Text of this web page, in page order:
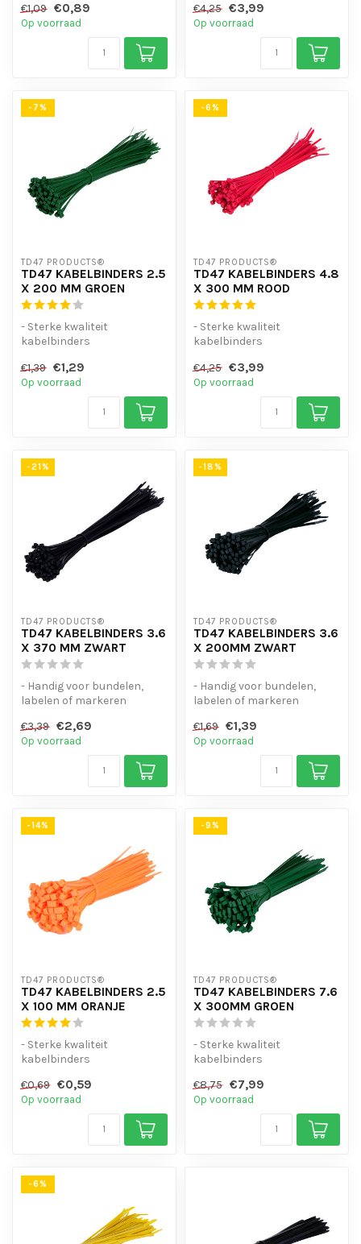
- UV-bestendig
- Handig...
€1,09 €0,89
Op voorraad
- UV-bestendig
- Handig...
€4,25 €3,99
Op voorraad
-7%
TD47 PRODUCTS®
TD47 KABELBINDERS 2.5
X 200 MM GROEN
- Sterke kwaliteit
kabelbinders
- UV-bestendig
- Handig...
€1,39 €1,29
Op voorraad
-6%
TD47 PRODUCTS®
TD47 KABELBINDERS 4.8
X 300 MM ROOD
- Sterke kwaliteit
kabelbinders
- UV-bestendig
- Handig...
€4,25 €3,99
Op voorraad
-21%
TD47 PRODUCTS®
TD47 KABELBINDERS 3.6
X 370 MM ZWART
- Handig voor bundelen,
labelen of markeren
- UV-bestend...
€3,39 €2,69
Op voorraad
-18%
TD47 PRODUCTS®
TD47 KABELBINDERS 3.6
X 200MM ZWART
- Handig voor bundelen,
labelen of markeren
- UV-bestend...
€1,69 €1,39
Op voorraad
-14%
TD47 PRODUCTS®
TD47 KABELBINDERS 2.5
X 100 MM ORANJE
- Sterke kwaliteit
kabelbinders
- UV-bestendig
€0,69 €0,59
Op voorraad
-9%
TD47 PRODUCTS®
TD47 KABELBINDERS 7.6
X 300MM GROEN
- Sterke kwaliteit
kabelbinders
- UV-bestendig
- Handig...
€8,75 €7,99
Op voorraad
-6%